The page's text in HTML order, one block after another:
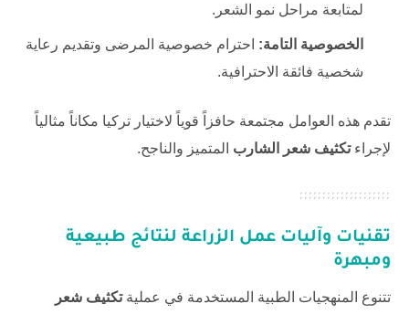
لمتابعة مراحل نمو الشعر.
الخصوصية التامة: احترام خصوصية المرضى وتقديم رعاية
شخصية فائقة الاحترافية.
تقدم هذه العوامل مجتمعة حافزاً قوياً لاختيار تركيا مكاناً مثالياً
لإجراءتكثيف شعر الشارب المتميز والناجح.
تقنيات وآليات عمل الزراعة لنتائج طبيعية
ومبهرة
تتنوع المنهجيات الطبية المستخدمة في عمليةتكثيف شعر